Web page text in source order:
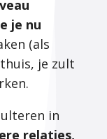
je nu
(als
je zult
in
relaties,